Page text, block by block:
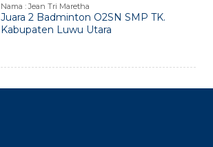
Nama : Jean Tri Maretha
Juara 2 Badminton O2SN SMP TK.
Kabupaten Luwu Utara